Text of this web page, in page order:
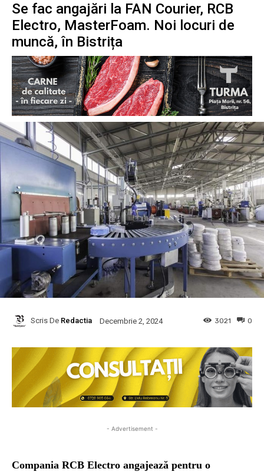
Se fac angajări la FAN Courier, RCB
Electro, MasterFoam. Noi locuri de
muncă, în Bistrița
Scris De Redactia Decembrie 2, 2024 0
3021
- Advertisement -
Compania RCB Electro angajează pentru o